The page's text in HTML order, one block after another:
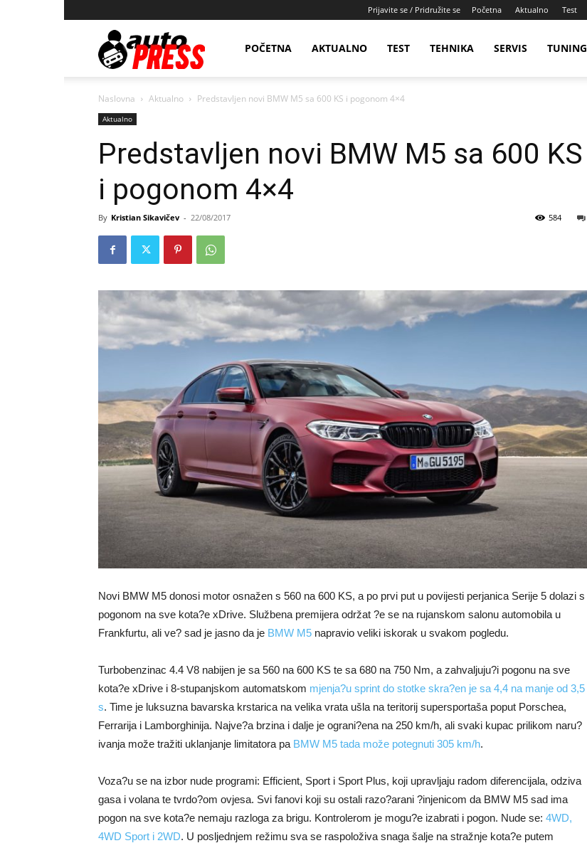
Prijavite se / Pridružite se Početna Aktualno Test
AutopressHRPOČETNA AKTUALNO TEST TEHNIKA SERVIS TUNING
Naslovna Aktualno Predstavljen novi BMW M5 sa 600 KS i pogonom 4×4
Aktualno
Predstavljen novi BMW M5 sa 600 KS
i pogonom 4×4
By Kristian Sikavičev - 22/08/2017 584
Novi BMW M5 donosi motor osnažen s 560 na 600 KS, a po prvi put u povijesti perjanica Serije 5 dolazi s
pogonom na sve kota?e xDrive. Službena premijera održat ?e se na rujanskom salonu automobila u
Frankfurtu, ali ve? sad je jasno da je BMW M5 napravio veliki iskorak u svakom pogledu.
Turbobenzinac 4.4 V8 nabijen je sa 560 na 600 KS te sa 680 na 750 Nm, a zahvaljuju?i pogonu na sve
kota?e xDrive i 8-stupanjskom automatskom mjenja?u sprint do stotke skra?en je sa 4,4 na manje od 3,5
s. Time je luksuzna bavarska krstarica na velika vrata ušla na teritorij supersportaša poput Porschea,
Ferrarija i Lamborghinija. Najve?a brzina i dalje je ograni?ena na 250 km/h, ali svaki kupac prilikom naru?
ivanja može tražiti uklanjanje limitatora pa BMW M5 tada može potegnuti 305 km/h.
Voza?u se na izbor nude programi: Efficient, Sport i Sport Plus, koji upravljaju radom diferencijala, odziva
gasa i volana te tvrdo?om ovjesa. Svi fanovi koji su ostali razo?arani ?injenicom da BMW M5 sad ima
pogon na sve kota?e nemaju razloga za brigu. Kontrolerom je mogu?e izabrati i pogon. Nude se: 4WD,
4WD Sport i 2WD. U posljednjem režimu sva se raspoloživa snaga šalje na stražnje kota?e putem